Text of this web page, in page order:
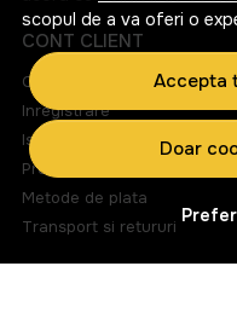
scopul de a va oferi o
Accepta
Doar
CONT CLIENT
Contul meu
Inregistrare
Istoric comenzi
Produse favorite
Metode de plata
Transport si retururi